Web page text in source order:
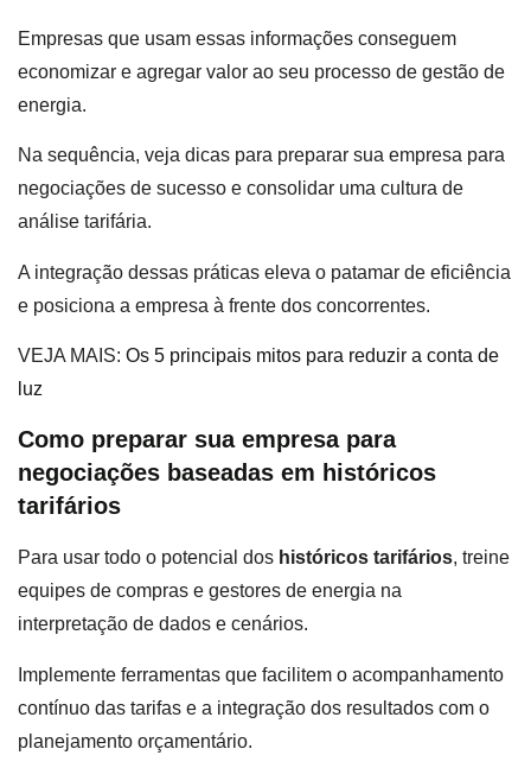
Empresas que usam essas informações conseguem
economizar e agregar valor ao seu processo de gestão de
energia.
Na sequência, veja dicas para preparar sua empresa para
negociações de sucesso e consolidar uma cultura de
análise tarifária.
A integração dessas práticas eleva o patamar de eficiência
e posiciona a empresa à frente dos concorrentes.
VEJA MAIS: Os 5 principais mitos para reduzir a conta de
luz
Como preparar sua empresa para
negociações baseadas em históricos
tarifários
Para usar todo o potencial dos históricos tarifários, treine
equipes de compras e gestores de energia na
interpretação de dados e cenários.
Implemente ferramentas que facilitem o acompanhamento
contínuo das tarifas e a integração dos resultados com o
planejamento orçamentário.